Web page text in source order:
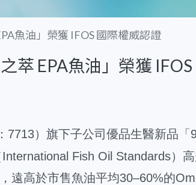
魚油」榮獲 IFOS 國際權威認證
萃 EPA魚油」榮獲
7713）旗下子公司優品生醫新品「
Fish Oil Standards）
遠高於市售魚油平均30–60%的